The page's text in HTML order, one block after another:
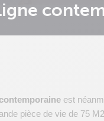
est
pièce de vie de 75